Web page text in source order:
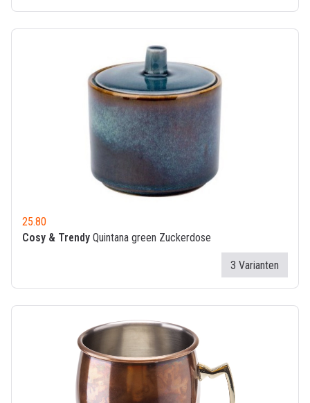
25.80
Cosy & Trendy Quintana green Zuckerdose
3 Varianten